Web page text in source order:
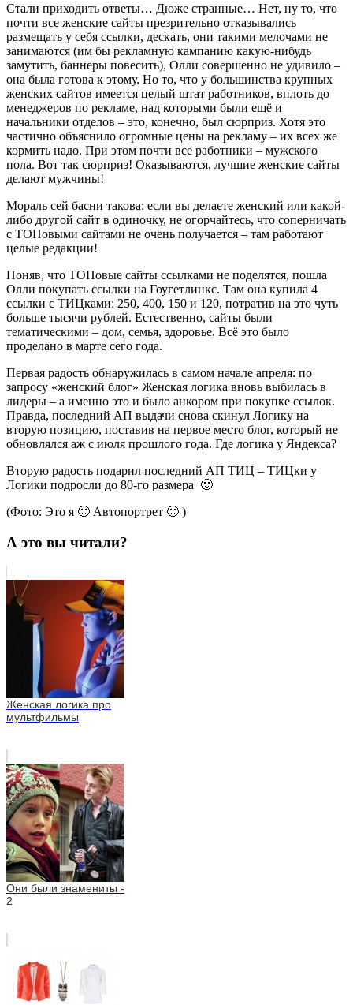
Стали приходить ответы… Дюже странные… Нет, ну то, что
почти все женские сайты презрительно отказывались
размещать у себя ссылки, дескать, они такими мелочами не
занимаются (им бы рекламную кампанию какую-нибудь
замутить, баннеры повесить), Олли совершенно не удивило –
она была готова к этому. Но то, что у большинства крупных
женских сайтов имеется целый штат работников, вплоть до
менеджеров по рекламе, над которыми были ещё и
начальники отделов – это, конечно, был сюрприз. Хотя это
частично объяснило огромные цены на рекламу – их всех же
кормить надо. При этом почти все работники – мужского
пола. Вот так сюрприз! Оказываются, лучшие женские сайты
делают мужчины!
Мораль сей басни такова: если вы делаете женский или какой-
либо другой сайт в одиночку, не огорчайтесь, что соперничать
с ТОПовыми сайтами не очень получается – там работают
целые редакции!
Поняв, что ТОПовые сайты ссылками не поделятся, пошла
Олли покупать ссылки на Гоугетлинкс. Там она купила 4
ссылки с ТИЦками: 250, 400, 150 и 120, потратив на это чуть
больше тысячи рублей. Естественно, сайты были
тематическими – дом, семья, здоровье. Всё это было
проделано в марте сего года.
Первая радость обнаружилась в самом начале апреля: по
запросу «женский блог» Женская логика вновь выбилась в
лидеры – а именно это и было анкором при покупке ссылок.
Правда, последний АП выдачи снова скинул Логику на
вторую позицию, поставив на первое место блог, который не
обновлялся аж с июля прошлого года. Где логика у Яндекса?
Вторую радость подарил последний АП ТИЦ – ТИЦки у
Логики подросли до 80-го размера 🙂
(Фото: Это я 🙂 Автопортрет 🙂 )
А это вы читали?
Женская логика про
мультфильмы
Они были знамениты -
2